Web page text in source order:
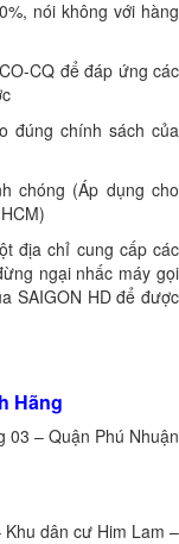
nói không với hàng
CQ để đáp ứng các
đúng chính sách của
chóng (Áp dụng cho
địa chỉ cung cấp các
ngại nhấc máy gọi
SAIGON HD để được
Hãng
03 – Quận Phú Nhuận
dân cư Him Lam –